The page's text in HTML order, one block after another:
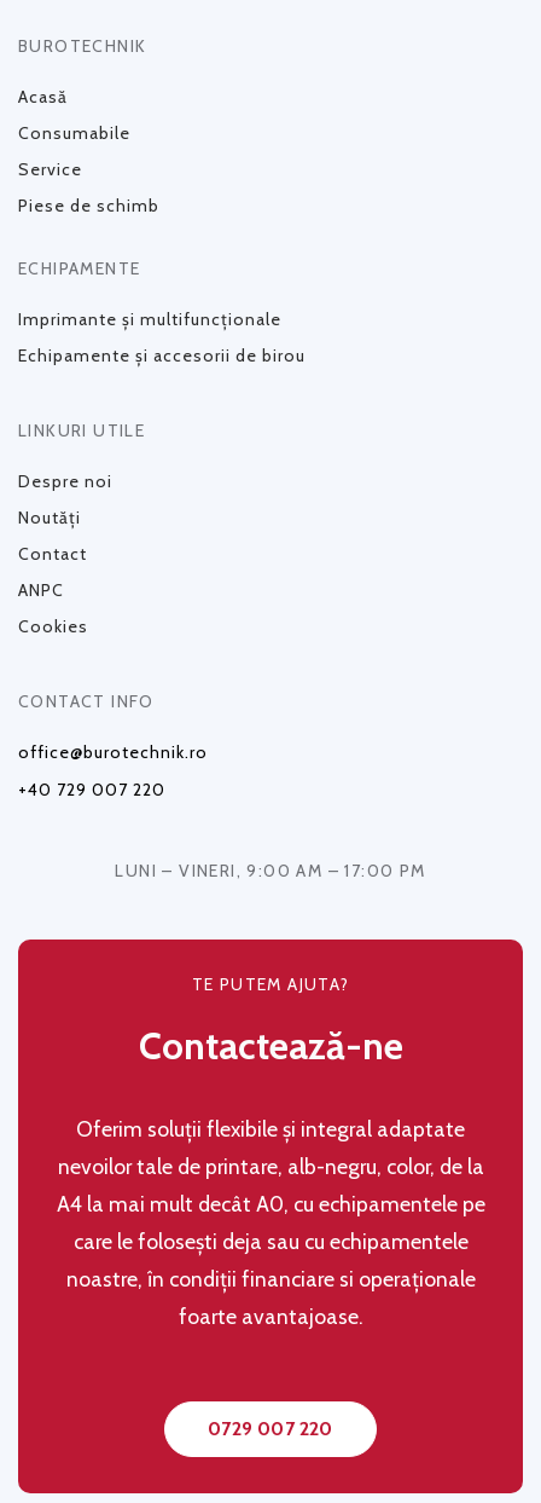
BUROTECHNIK
Acasă
Consumabile
Service
Piese de schimb
ECHIPAMENTE
Imprimante și multifuncționale
Echipamente și accesorii de birou
LINKURI UTILE
Despre noi
Noutăți
Contact
ANPC
Cookies
CONTACT INFO
office@burotechnik.ro
+40 729 007 220
LUNI – VINERI, 9:00 AM – 17:00 PM
TE PUTEM AJUTA?
Contactează-ne
Oferim soluţii flexibile şi integral adaptate
nevoilor tale de printare, alb-negru, color, de la
A4 la mai mult decât A0, cu echipamentele pe
care le folosești deja sau cu echipamentele
noastre, în condiţii financiare si operaţionale
foarte avantajoase.
0729 007 220